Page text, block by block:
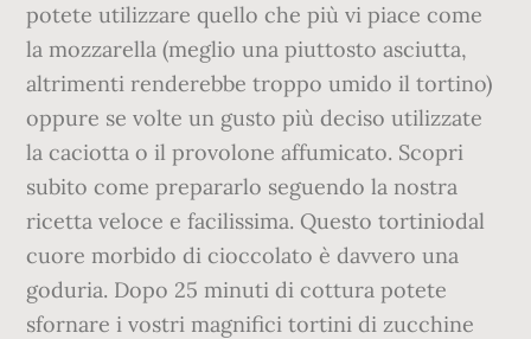
potete utilizzare quello che più vi piace come
la mozzarella (meglio una piuttosto asciutta,
altrimenti renderebbe troppo umido il tortino)
oppure se volte un gusto più deciso utilizzate
la caciotta o il provolone affumicato. Scopri
subito come prepararlo seguendo la nostra
ricetta veloce e facilissima. Questo tortiniodal
cuore morbido di cioccolato è davvero una
goduria. Dopo 25 minuti di cottura potete
sfornare i vostri magnifici tortini di zucchine